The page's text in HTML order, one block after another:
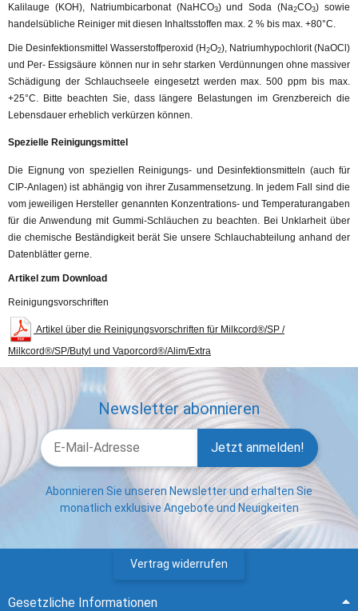
Kalilauge (KOH), Natriumbicarbonat (NaHCO3) und Soda (Na2CO3) sowie
handelsübliche Reiniger mit diesen Inhaltsstoffen max. 2 % bis max. +80°C.
Die Desinfektionsmittel Wasserstoffperoxid (H2O2), Natriumhypochlorit (NaOCl)
und Per- Essigsäure können nur in sehr starken Verdünnungen ohne massiver
Schädigung der Schlauchseele eingesetzt werden max. 500 ppm bis max.
+25°C. Bitte beachten Sie, dass längere Belastungen im Grenzbereich die
Lebensdauer erheblich verkürzen können.
Spezielle Reinigungsmittel
Die Eignung von speziellen Reinigungs- und Desinfektionsmitteln (auch für
CIP-Anlagen) ist abhängig von ihrer Zusammensetzung. In jedem Fall sind die
vom jeweiligen Hersteller genannten Konzentrations- und Temperaturangaben
für die Anwendung mit Gummi-Schläuchen zu beachten. Bei Unklarheit über
die chemische Beständigkeit berät Sie unsere Schlauchabteilung anhand der
Datenblätter gerne.
Artikel zum Download
Reinigungsvorschriften
Artikel über die Reinigungsvorschriften für Milkcord®/SP /
Milkcord®/SP/Butyl und Vaporcord®/Alim/Extra
Newsletter abonnieren
Jetzt anmelden!
Abonnieren Sie unseren Newsletter und erhalten Sie
monatlich exklusive Angebote und Neuigkeiten
Vertrag widerrufen
Gesetzliche Informationen